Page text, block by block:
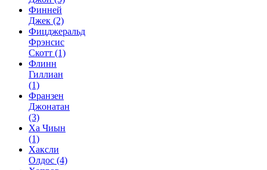
Финней
Джек (2)
Фицджеральд
Фрэнсис
Скотт (1)
Флинн
Гиллиан
(1)
Франзен
Джонатан
(3)
Ха Чиын
(1)
Хаксли
Олдос (4)